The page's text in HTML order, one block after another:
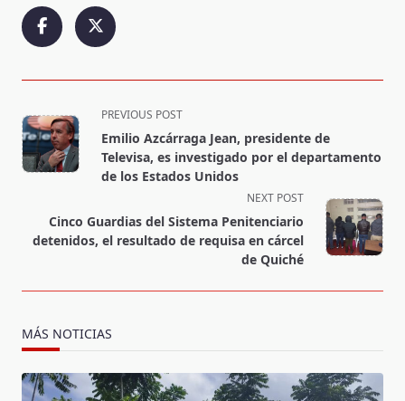
<span
class="nav-
subtitle
screen-
text">Page</span>
PREVIOUS POST
Emilio Azcárraga Jean, presidente de
Televisa, es investigado por el departamento
de los Estados Unidos
NEXT POST
Cinco Guardias del Sistema Penitenciario
detenidos, el resultado de requisa en cárcel
de Quiché
MÁS NOTICIAS